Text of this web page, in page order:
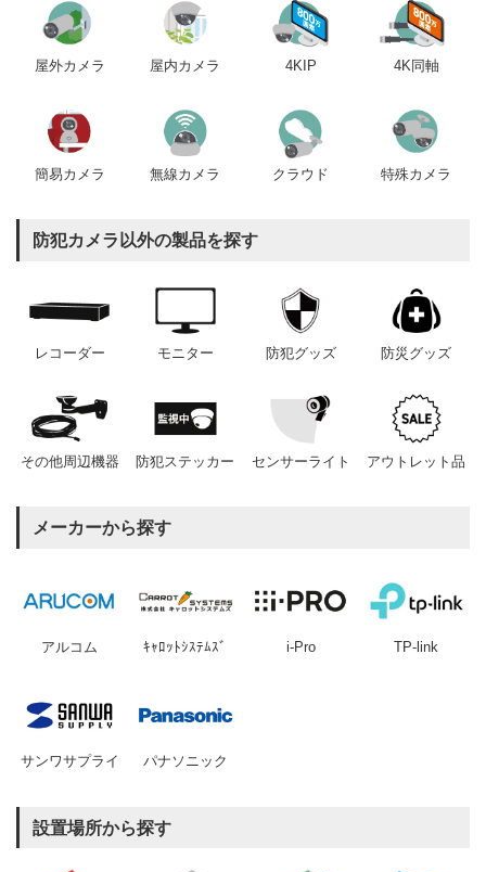
屋外カメラ 屋内カメラ 4KIP 4K同軸
簡易カメラ 無線カメラ クラウド 特殊カメラ
防犯カメラ以外の製品を探す
レコーダー モニター 防犯グッズ 防災グッズ
その他周辺機器 防犯ステッカー センサーライト アウトレット品
メーカーから探す
アルコム ｷｬﾛｯﾄｼｽﾃﾑｽﾞ i-Pro TP-link
サンワサプライ パナソニック
設置場所から探す